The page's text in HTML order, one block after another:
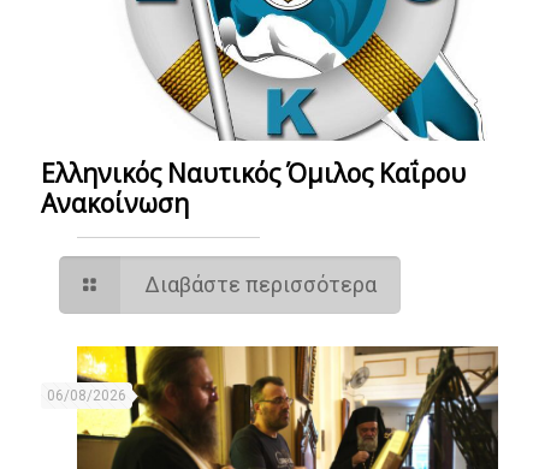
Ελληνικός Ναυτικός Όμιλος Καΐρου
Ανακοίνωση
Διαβάστε περισσότερα
06/08/2026